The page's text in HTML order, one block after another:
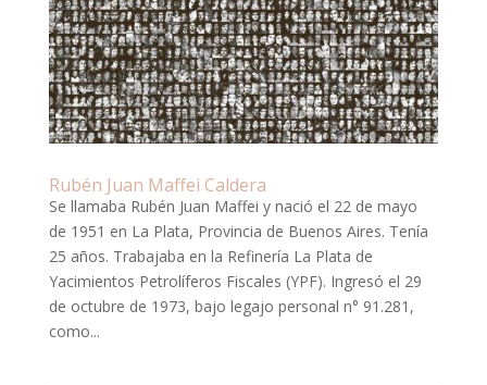
Rubén Juan Maffei Caldera
Se llamaba Rubén Juan Maffei y nació el 22 de mayo
de 1951 en La Plata, Provincia de Buenos Aires. Tenía
25 años. Trabajaba en la Refinería La Plata de
Yacimientos Petrolíferos Fiscales (YPF). Ingresó el 29
de octubre de 1973, bajo legajo personal n° 91.281,
como...